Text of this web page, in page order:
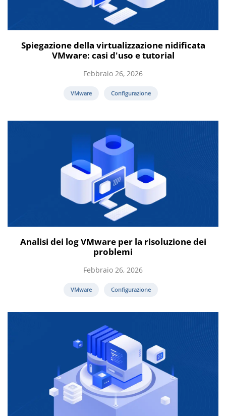
Spiegazione della virtualizzazione nidificata
VMware: casi d'uso e tutorial
Febbraio 26, 2026
VMware Configurazione
Analisi dei log VMware per la risoluzione dei
problemi
Febbraio 26, 2026
VMware Configurazione